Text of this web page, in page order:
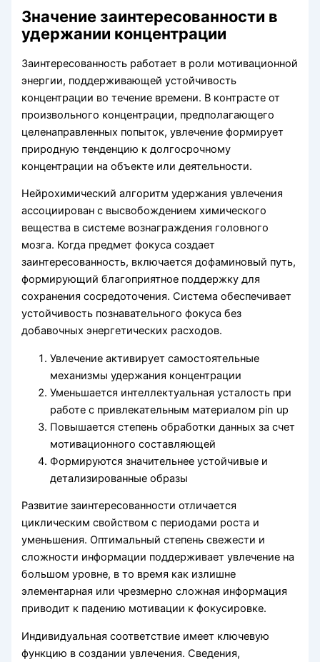
Значение заинтересованности в
удержании концентрации
Заинтересованность работает в роли мотивационной
энергии, поддерживающей устойчивость
концентрации во течение времени. В контрасте от
произвольного концентрации, предполагающего
целенаправленных попыток, увлечение формирует
природную тенденцию к долгосрочному
концентрации на объекте или деятельности.
Нейрохимический алгоритм удержания увлечения
ассоциирован с высвобождением химического
вещества в системе вознаграждения головного
мозга. Когда предмет фокуса создает
заинтересованность, включается дофаминовый путь,
формирующий благоприятное поддержку для
сохранения сосредоточения. Система обеспечивает
устойчивость познавательного фокуса без
добавочных энергетических расходов.
Увлечение активирует самостоятельные
механизмы удержания концентрации
Уменьшается интеллектуальная усталость при
работе с привлекательным материалом pin up
Повышается степень обработки данных за счет
мотивационного составляющей
Формируются значительнее устойчивые и
детализированные образы
Развитие заинтересованности отличается
циклическим свойством с периодами роста и
уменьшения. Оптимальный степень свежести и
сложности информации поддерживает увлечение на
большом уровне, в то время как излишне
элементарная или чрезмерно сложная информация
приводит к падению мотивации к фокусировке.
Индивидуальная соответствие имеет ключевую
функцию в создании увлечения. Сведения,